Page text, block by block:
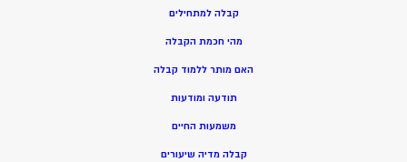
קבלה למתחילים
מהי חכמת הקבלה
האם מותר ללמוד קבלה
תודעה ומודעות
משמעות החיים
קבלה מדיה שיעורים